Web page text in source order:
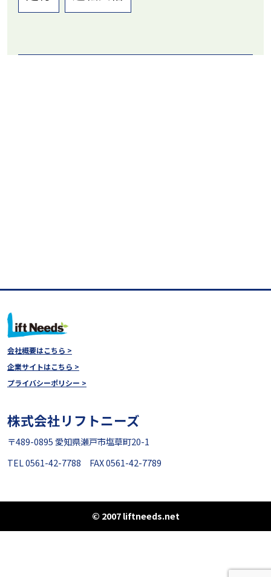
会社概要はこちら >
企業サイトはこちら >
プライバシーポリシー >
株式会社リフトニーズ
〒489-0895 愛知県瀬戸市塩草町20-1
TEL 0561-42-7788 FAX 0561-42-7789
© 2007 liftneeds.net